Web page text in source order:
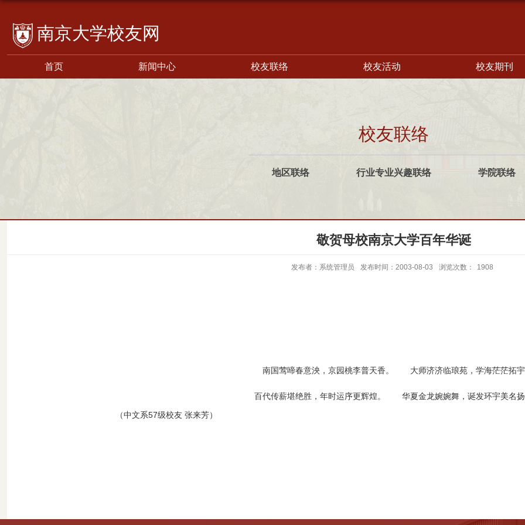
校友网
首页 新闻中心 校友联络 校友活动 校友期刊
校友联络
地区联络 行业专业兴趣联络 学院联络
敬贺母校南京大学百年华诞
发布者：系统管理员 发布时间：2003-08-03 浏览次数： 1908
南国莺啼春意泱，京园桃李普天香。 大师济济临琅苑，学海茫茫拓
百代传薪堪绝胜，年时运序更辉煌。 华夏金龙婉婉舞，诞发环宇美名
（中文系57级校友 张来芳）